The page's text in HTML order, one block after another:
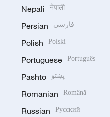
Nepali नेपाली
Persian فارسی
Polish Polski
Portuguese Português
Pashto پښتو
Romanian Română
Russian Русский